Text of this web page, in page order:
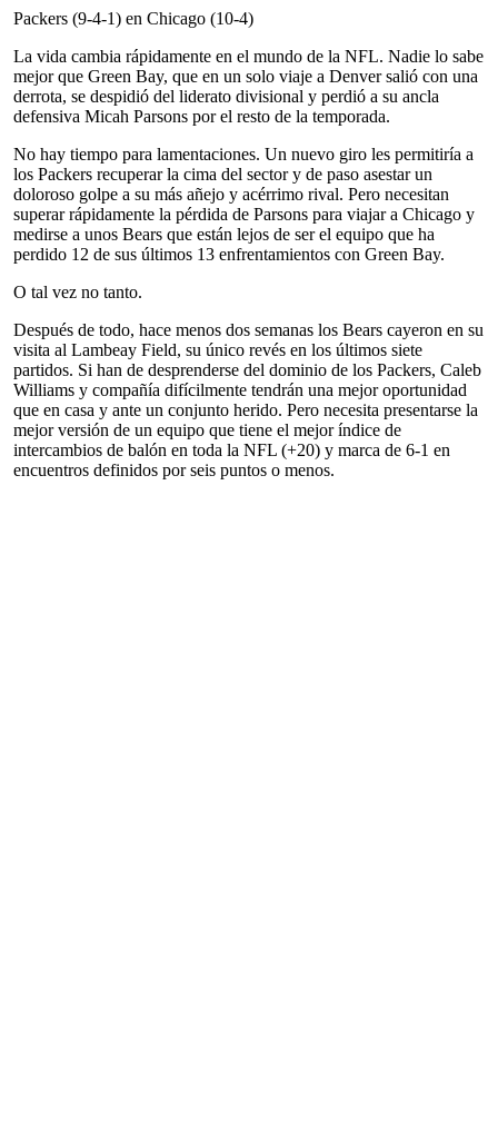
Packers (9-4-1) en Chicago (10-4)
La vida cambia rápidamente en el mundo de la NFL. Nadie lo sabe
mejor que Green Bay, que en un solo viaje a Denver salió con una
derrota, se despidió del liderato divisional y perdió a su ancla
defensiva Micah Parsons por el resto de la temporada.
No hay tiempo para lamentaciones. Un nuevo giro les permitiría a
los Packers recuperar la cima del sector y de paso asestar un
doloroso golpe a su más añejo y acérrimo rival. Pero necesitan
superar rápidamente la pérdida de Parsons para viajar a Chicago y
medirse a unos Bears que están lejos de ser el equipo que ha
perdido 12 de sus últimos 13 enfrentamientos con Green Bay.
O tal vez no tanto.
Después de todo, hace menos dos semanas los Bears cayeron en su
visita al Lambeay Field, su único revés en los últimos siete
partidos. Si han de desprenderse del dominio de los Packers, Caleb
Williams y compañía difícilmente tendrán una mejor oportunidad
que en casa y ante un conjunto herido. Pero necesita presentarse la
mejor versión de un equipo que tiene el mejor índice de
intercambios de balón en toda la NFL (+20) y marca de 6-1 en
encuentros definidos por seis puntos o menos.